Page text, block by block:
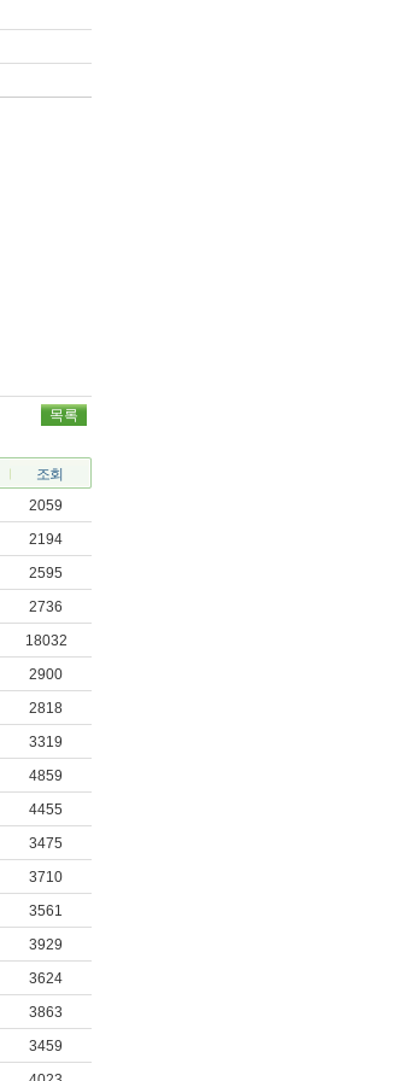
목록
조회
2059
2194
2595
2736
18032
2900
2818
3319
4859
4455
3475
3710
3561
3929
3624
3863
3459